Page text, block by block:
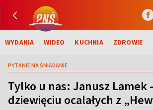
WYDANIA WIDEO KUCHNIA ZDROWIE
PYTANIE NA ŚNIADANIE
Tylko u nas: Janusz Lamek
dziewięciu ocalałych z